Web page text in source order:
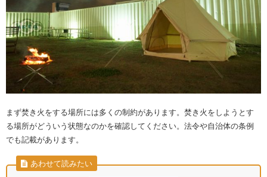
まず焚き火をする場所には多くの制約があります。焚き火をしようとす
る場所がどういう状態なのかを確認してください。法令や自治体の条例
でも記載があります。
あわせて読みたい